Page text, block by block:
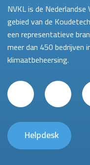
NVKL is de
gebied van de
een representatieve
meer dan 450 bedrijven
klimaatbeheersing.
Helpdesk